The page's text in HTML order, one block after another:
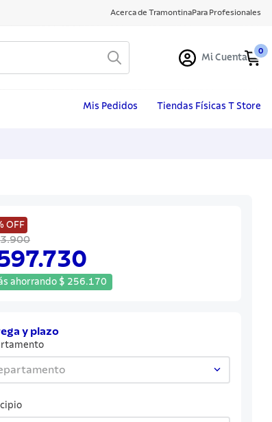
Acerca de TramontinaPara Profesionales
Mi Cuenta
0
Mis Pedidos Tiendas Físicas T Store
OFF
ahorrando $ 256.170
y plazo